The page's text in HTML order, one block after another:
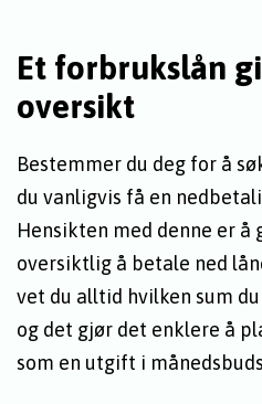
Et forbrukslån
oversikt
Bestemmer du deg for å
du vanligvis få en
Hensikten med denne er
oversiktlig å betale ned
vet du alltid hvilken sum
og det gjør det enklere å
som en utgift i